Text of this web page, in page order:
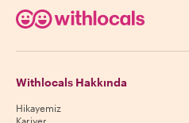
Withlocals Hakkında
Hikayemiz